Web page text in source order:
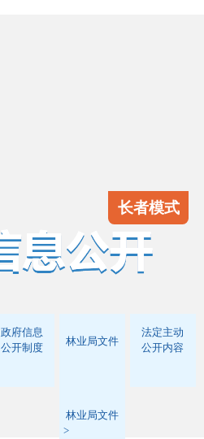
长者模式
政府信息
公开制度
林业局文件
林业局文件
>
法定主动
公开内容